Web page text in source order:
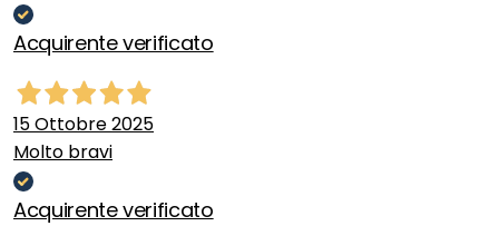
Acquirente verificato
15 Ottobre 2025
Molto bravi
Acquirente verificato